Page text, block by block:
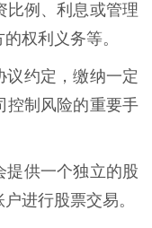
比例、利息或管理
权利义务等。
议约定，缴纳一定
控制风险的重要手
提供一个独立的股
进行股票交易。